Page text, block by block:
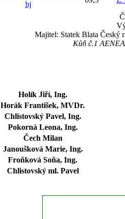
bj
Majitel: Statek Blata Český
Kůň č.1
Holík Jiří, Ing.
Horák František, MVDr.
Chlistovský Pavel, Ing.
Pokorná Leona, Ing.
Čech Milan
Janoušková Marie, Ing.
Froňková Soňa, Ing.
Chlistovský ml. Pavel